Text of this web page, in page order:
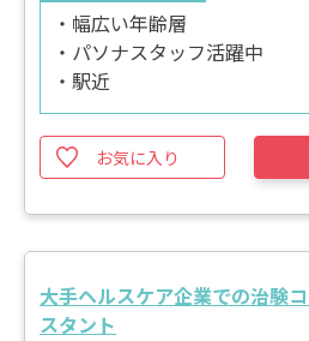
・幅広い年齢層
・パソナスタッフ活躍中
・駅近
お気に入り
大手ヘルスケア企業での治験
スタント